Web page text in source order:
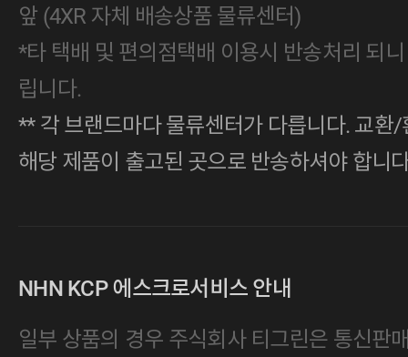
앞 (4XR 자체 배송상품 물류센터)
*타 택배 및 편의점택배 이용시 반송처리 되
립니다.
** 각 브랜드마다 물류센터가 다릅니다. 교환
해당 제품이 출고된 곳으로 반송하셔야 합니
NHN KCP 에스크로서비스 안내
일부 상품의 경우 주식회사 티그린은 통신판